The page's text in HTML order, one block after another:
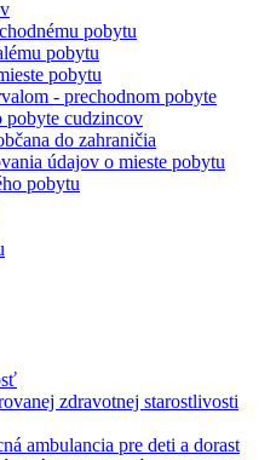
pobytu
pobytu
pobytu
- prechodnom pobyte
pobyte cudzincov
do zahraničia
údajov o mieste pobytu
pobytu
zdravotnej starostlivosti
ambulancia pre deti a dorast